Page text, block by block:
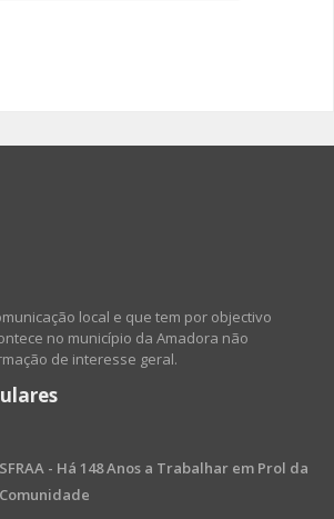
local e que tem por objectivo
no município da Amadora não
de interesse geral.
SFRAA - Há 148 Anos a Trabalhar em Prol da
Comunidade